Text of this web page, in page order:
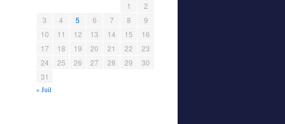
1
2
3
4 5 6 7 8
9
10
11 12 13 14 15
16
17
18 19 20 21 22
23
24
25 26 27 28 29
30
31
« Juil